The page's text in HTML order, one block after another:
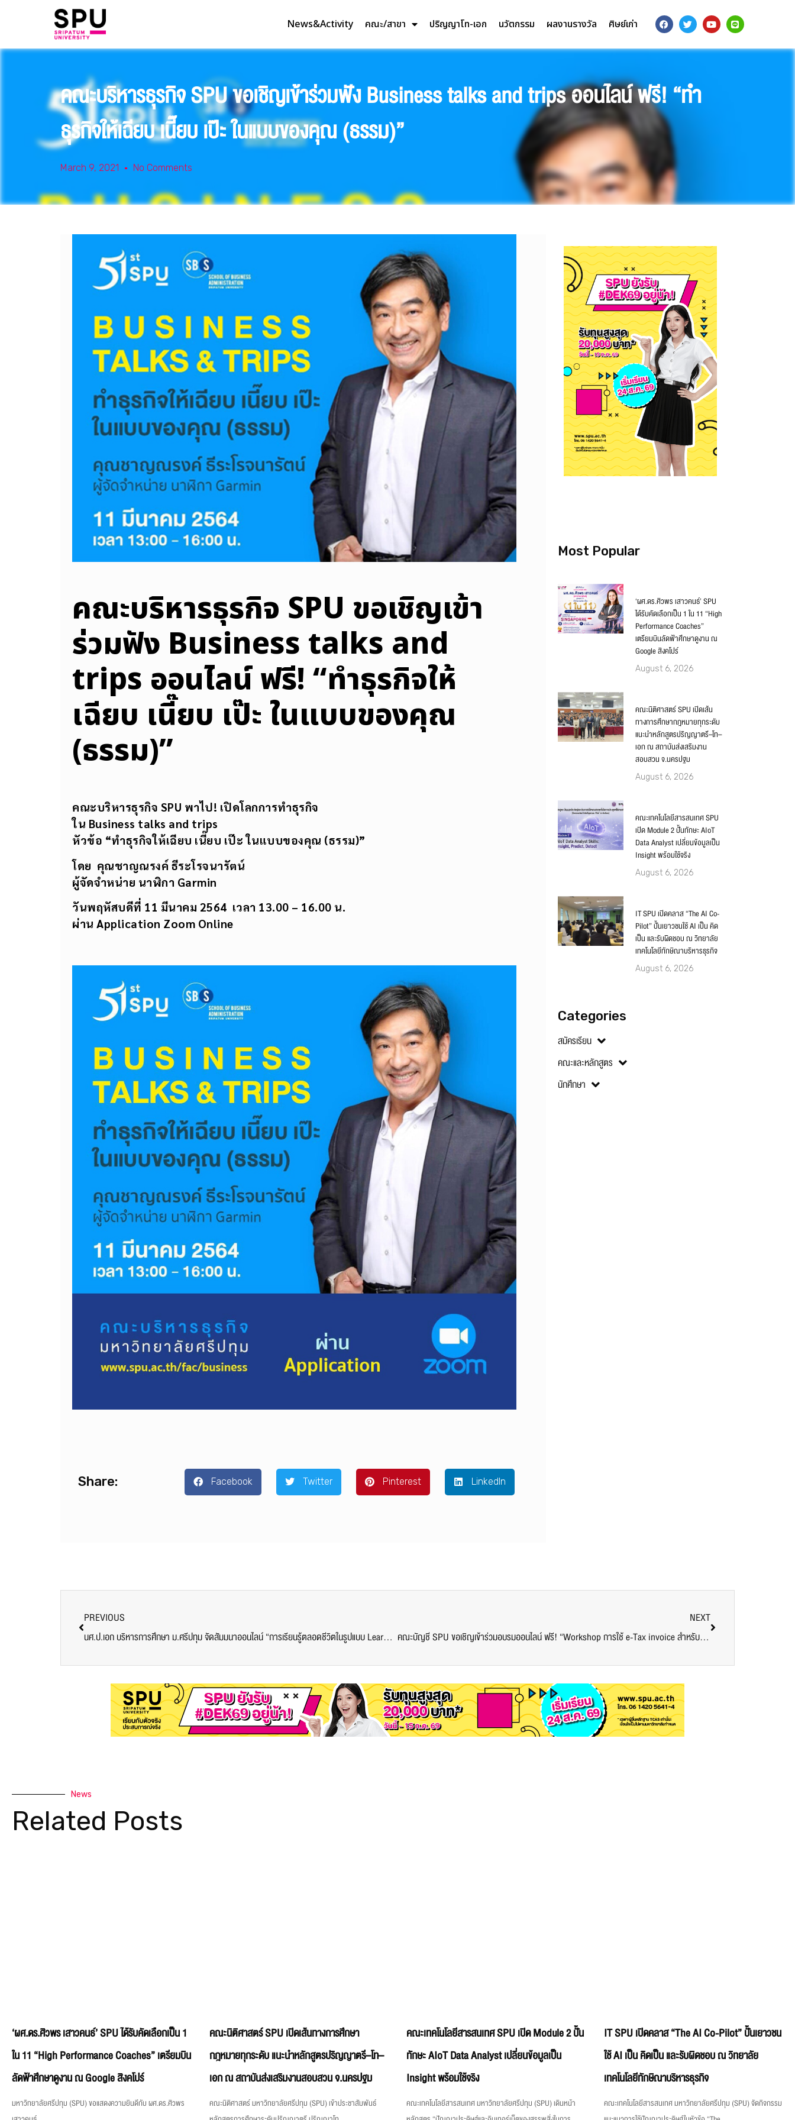
News&Activity คณะ/สาขา ปริญญาโท-เอก นวัตกรรม ผลงานรางวัล ศิษย์เก่า
คณะบริหารธุรกิจ SPU ขอเชิญเข้าร่วมฟัง Business talks and trips ออนไลน์ ฟรี! “ทำ
ธุรกิจให้เฉียบ เนี๊ยบ เป๊ะ ในแบบของคุณ (ธรรม)”
March 9, 2021 No Comments
คณะบริหารธุรกิจ SPU ขอเชิญเข้า
ร่วมฟัง Business talks and
trips ออนไลน์ ฟรี! “ทำธุรกิจให้
เฉียบ เนี๊ยบ เป๊ะ ในแบบของคุณ
(ธรรม)”
คณะบริหารธุรกิจ SPU พาไป! เปิดโลกการทำธุรกิจ
ใน Business talks and trips
หัวข้อ “ทำธุรกิจให้เฉียบ เนี๊ยบ เป๊ะ ในแบบของคุณ (ธรรม)”
โดย คุณชาญณรงค์ ธีระโรจนารัตน์
ผู้จัดจำหน่าย นาฬิกา Garmin
วันพฤหัสบดีที่ 11 มีนาคม 2564 เวลา 13.00 – 16.00 น.
ผ่าน Application Zoom Online
Share: Facebook Twitter Pinterest LinkedIn
Most Popular
‘ผศ.ดร.ศิวพร เสาวคนธ์’ SPU
ได้รับคัดเลือกเป็น 1 ใน 11 “High
Performance Coaches”
เตรียมบินลัดฟ้าศึกษาดูงาน ณ
Google สิงคโปร์
August 6, 2026
คณะนิติศาสตร์ SPU เปิดเส้น
ทางการศึกษากฎหมายทุกระดับ
แนะนำหลักสูตรปริญญาตรี–โท–
เอก ณ สถาบันส่งเสริมงาน
สอบสวน จ.นครปฐม
August 6, 2026
คณะเทคโนโลยีสารสนเทศ SPU
เปิด Module 2 ปั้นทักษะ AIoT
Data Analyst เปลี่ยนข้อมูลเป็น
Insight พร้อมใช้จริง
August 6, 2026
IT SPU เปิดคลาส “The AI Co-
Pilot” ปั้นเยาวชนใช้ AI เป็น คิด
เป็น และรับผิดชอบ ณ วิทยาลัย
เทคโนโลยีทักษิณาบริหารธุรกิจ
August 6, 2026
Categories
สมัครเรียน
คณะและหลักสูตร
นักศึกษา
PREVIOUS
นศ.ป.เอก บริหารการศึกษา ม.ศรีปทุม จัดสัมมนาออนไลน์ “การเรียนรู้ตลอดชีวิตในรูปแบบ Learn Relearn Unlearn”
NEXT
คณะบัญชี SPU ขอเชิญเข้าร่วมอบรมออนไลน์ ฟรี! “Workshop การใช้ e-Tax invoice สำหรับธุรกิจ”
News
Related Posts
‘ผศ.ดร.ศิวพร เสาวคนธ์’ SPU ได้รับคัดเลือกเป็น 1
ใน 11 “High Performance Coaches” เตรียมบิน
ลัดฟ้าศึกษาดูงาน ณ Google สิงคโปร์
มหาวิทยาลัยศรีปทุม (SPU) ขอแสดงความยินดีกับ ผศ.ดร.ศิวพร
คณะนิติศาสตร์ SPU เปิดเส้นทางการศึกษา
กฎหมายทุกระดับ แนะนำหลักสูตรปริญญาตรี–โท–
เอก ณ สถาบันส่งเสริมงานสอบสวน จ.นครปฐม
คณะนิติศาสตร์ มหาวิทยาลัยศรีปทุม (SPU) เข้าประชาสัมพันธ์
คณะเทคโนโลยีสารสนเทศ SPU เปิด Module 2 ปั้น
ทักษะ AIoT Data Analyst เปลี่ยนข้อมูลเป็น
Insight พร้อมใช้จริง
คณะเทคโนโลยีสารสนเทศ มหาวิทยาลัยศรีปทุม (SPU) เดินหน้า
IT SPU เปิดคลาส “The AI Co-Pilot” ปั้นเยาวชน
ใช้ AI เป็น คิดเป็น และรับผิดชอบ ณ วิทยาลัย
เทคโนโลยีทักษิณาบริหารธุรกิจ
คณะเทคโนโลยีสารสนเทศ มหาวิทยาลัยศรีปทุม (SPU) จัดกิจกรรม